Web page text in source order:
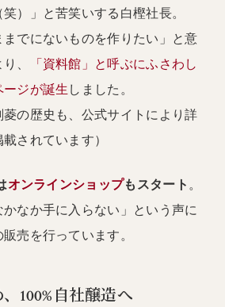
）」と苦笑いする白樫社長。
までにないものを作りたい」と意
、
「資料館」と呼ぶにふさわし
ジが誕生 しました。
菱の歴史も、公式サイトにより詳
されています）
オンラインショップもスタート 。
なか手に入らない」という声に
売を行っています。
100%自社醸造へ